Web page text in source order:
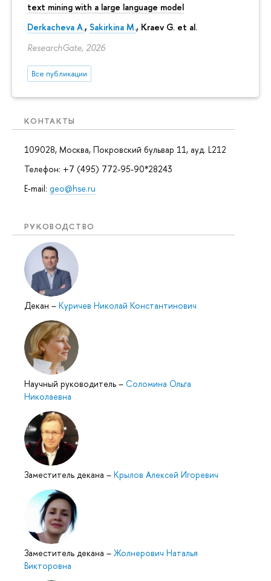
text mining with a large language model
Derkacheva A., Sakirkina M., Kraev G. et al.
ResearchGate, 2026
Все публикации
КОНТАКТЫ
109028, Москва, Покровский бульвар 11, ауд. L212
Телефон: +7 (495) 772-95-90*28243
E-mail: geo@hse.ru
РУКОВОДСТВО
Декан – Куричев Николай Константинович
Научный руководитель – Соломина Ольга
Николаевна
Заместитель декана – Крылов Алексей Игоревич
Заместитель декана – Жолнерович Наталья
Викторовна